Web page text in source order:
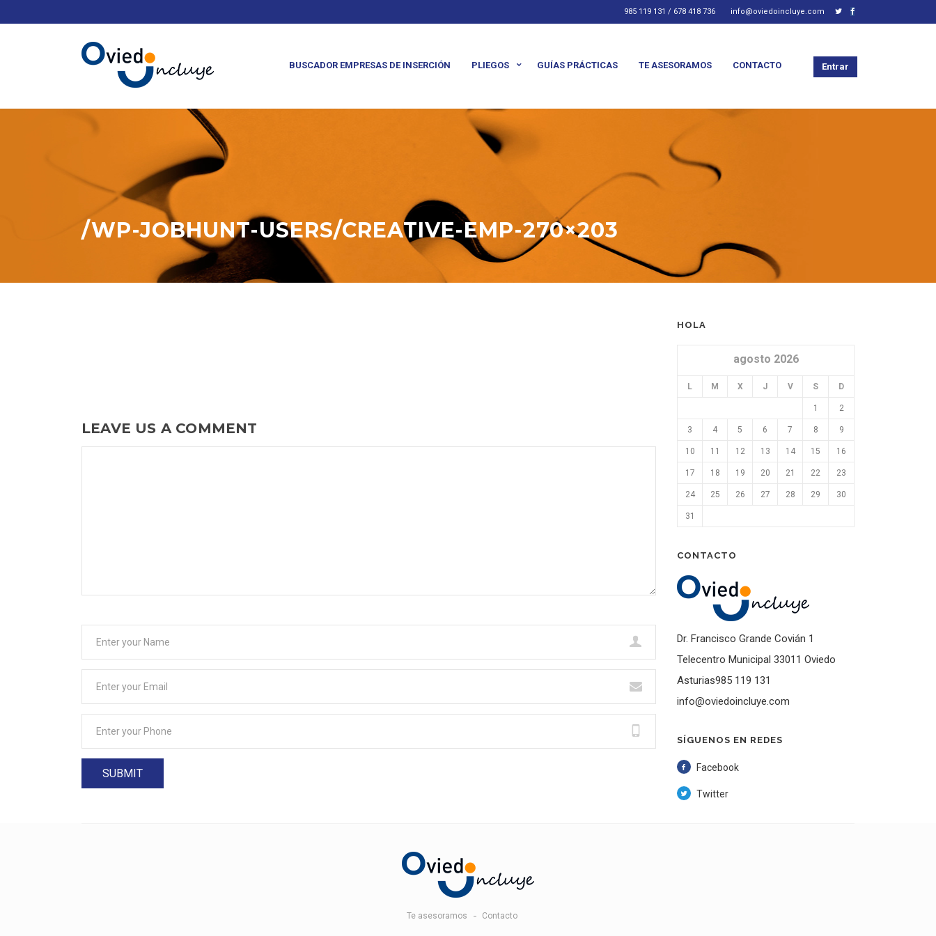
_
985 119 131 / 678 418 736 info@oviedoincluye.com
BUSCADOR EMPRESAS DE INSERCIÓN PLIEGOS GUÍAS PRÁCTICAS TE ASESORAMOS CONTACTO Entrar
/WP-JOBHUNT-USERS/CREATIVE-EMP-270×203
LEAVE US A COMMENT
HOLA
agosto 2026
L M X J V S D
1 2
3 4 5 6 7 8 9
10 11 12 13 14 15 16
17 18 19 20 21 22 23
24 25 26 27 28 29 30
31
CONTACTO
Dr. Francisco Grande Covián 1
Telecentro Municipal 33011 Oviedo
Asturias985 119 131
info@oviedoincluye.com
SÍGUENOS EN REDES
Facebook
Twitter
Te asesoramos Contacto